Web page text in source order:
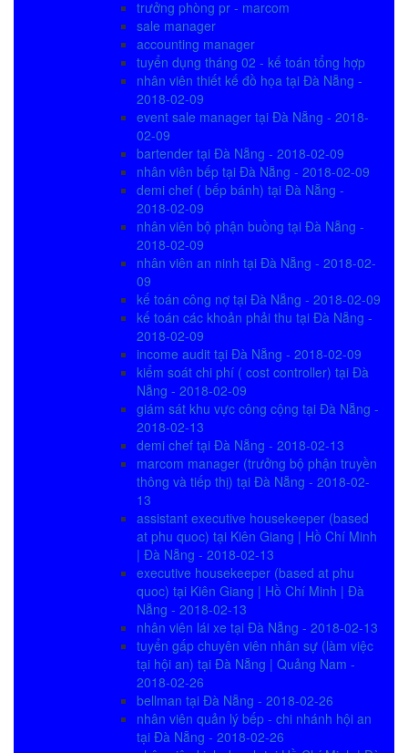
trưởng phòng pr - marcom
sale manager
accounting manager
tuyển dụng tháng 02 - kế toán tổng hợp
nhân viên thiết kế đồ họa tại Đà Nẵng -
2018-02-09
event sale manager tại Đà Nẵng - 2018-
02-09
bartender tại Đà Nẵng - 2018-02-09
nhân viên bếp tại Đà Nẵng - 2018-02-09
demi chef ( bếp bánh) tại Đà Nẵng -
2018-02-09
nhân viên bộ phận buồng tại Đà Nẵng -
2018-02-09
nhân viên an ninh tại Đà Nẵng - 2018-02-
09
kế toán công nợ tại Đà Nẵng - 2018-02-09
kế toán các khoản phải thu tại Đà Nẵng -
2018-02-09
income audit tại Đà Nẵng - 2018-02-09
kiểm soát chi phí ( cost controller) tại Đà
Nẵng - 2018-02-09
giám sát khu vực công cộng tại Đà Nẵng -
2018-02-13
demi chef tại Đà Nẵng - 2018-02-13
marcom manager (trưởng bộ phận truyền
thông và tiếp thị) tại Đà Nẵng - 2018-02-
13
assistant executive housekeeper (based
at phu quoc) tại Kiên Giang | Hồ Chí Minh
| Đà Nẵng - 2018-02-13
executive housekeeper (based at phu
quoc) tại Kiên Giang | Hồ Chí Minh | Đà
Nẵng - 2018-02-13
nhân viên lái xe tại Đà Nẵng - 2018-02-13
tuyển gấp chuyên viên nhân sự (làm việc
tại hội an) tại Đà Nẵng | Quảng Nam -
2018-02-26
bellman tại Đà Nẵng - 2018-02-26
nhân viên quản lý bếp - chi nhánh hội an
tại Đà Nẵng - 2018-02-26